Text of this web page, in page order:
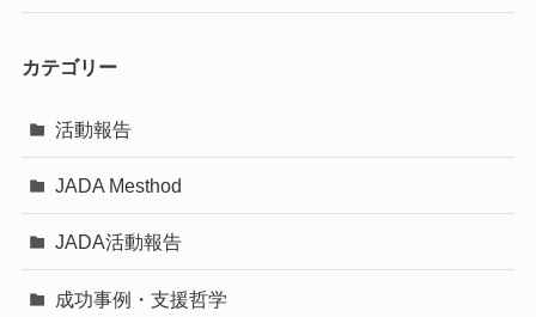
カテゴリー
活動報告
JADA Mesthod
JADA活動報告
成功事例・支援哲学